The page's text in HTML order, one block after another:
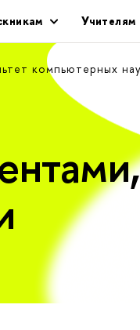
Учителям
компьютерных